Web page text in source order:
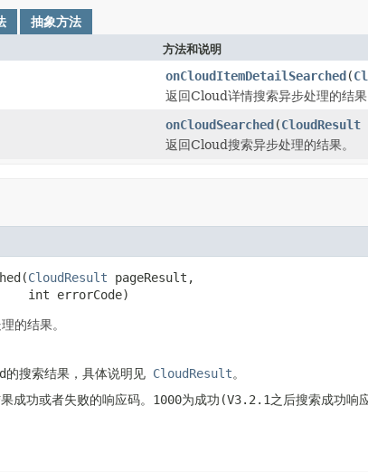
抽象方法
方法和说明
onCloudItemDetailSearched(
返回Cloud详情搜索异步处理的结果
onCloudSearched(CloudResult
返回Cloud搜索异步处理的结果。
CloudResult pageResult,
int errorCode)
的结果。
搜索结果，具体说明见 CloudResult。
成功或者失败的响应码。1000为成功(V3.2.1之后搜索成功响